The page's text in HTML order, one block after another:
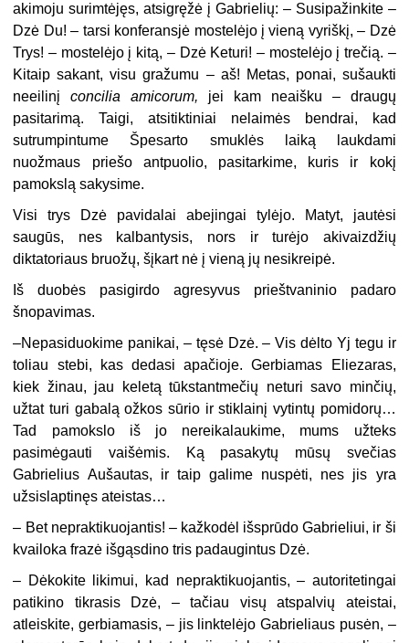
akimoju surimtėjęs, atsigręžė į Gabrielių: – Susipažinkite –
Dzė Du! – tarsi konferansjė mostelėjo į vieną vyriškį, – Dzė
Trys! – mostelėjo į kitą, – Dzė Keturi! – mostelėjo į trečią. –
Kitaip sakant, visu gražumu – aš! Metas, ponai, sušaukti
neeilinįconcilia amicorum,
jei kam neaišku – draugų
pasitarimą. Taigi, atsitiktiniai nelaimės bendrai, kad
sutrumpintume Špesarto smuklės laiką laukdami
nuožmaus priešo antpuolio, pasitarkime, kuris ir kokį
pamokslą sakysime.
Visi trys Dzė pavidalai abejingai tylėjo. Matyt, jautėsi
saugūs, nes kalbantysis, nors ir turėjo akivaizdžių
diktatoriaus bruožų, šįkart nė į vieną jų nesikreipė.
Iš duobės pasigirdo agresyvus prieštvaninio padaro
šnopavimas.
–Nepasiduokime panikai, – tęsė Dzė. – Vis dėlto Yj tegu ir
toliau stebi, kas dedasi apačioje. Gerbiamas Eliezaras,
kiek žinau, jau keletą tūkstantmečių neturi savo minčių,
užtat turi gabalą ožkos sūrio ir stiklainį vytintų pomidorų…
Tad pamokslo iš jo nereikalaukime, mums užteks
pasimėgauti vaišėmis. Ką pasakytų mūsų svečias
Gabrielius Aušautas, ir taip galime nuspėti, nes jis yra
užsislaptinęs ateistas…
– Bet nepraktikuojantis! – kažkodėl išsprūdo Gabrieliui, ir ši
kvailoka frazė išgąsdino tris padaugintus Dzė.
– Dėkokite likimui, kad nepraktikuojantis, – autoritetingai
patikino tikrasis Dzė, – tačiau visų atspalvių ateistai,
atleiskite, gerbiamasis, – jis linktelėjo Gabrieliaus pusėn, –